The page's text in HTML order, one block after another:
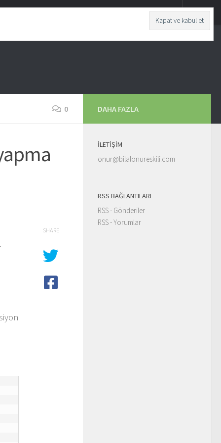
0
SHARE
DAHA FAZLA
İLETIŞIM
onur@bilalonureskili.com
RSS BAĞLANTILARI
RSS - Gönderiler
RSS - Yorumlar